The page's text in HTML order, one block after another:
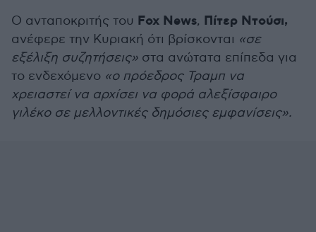
Ο ανταποκριτής του Fox News, Πίτερ Ντούσι,
ανέφερε την Κυριακή ότι βρίσκονται «σε
εξέλιξη συζητήσεις» στα ανώτατα επίπεδα για
το ενδεχόμενο «ο πρόεδρος Τραμπ να
χρειαστεί να αρχίσει να φορά αλεξίσφαιρο
γιλέκο σε μελλοντικές δημόσιες εμφανίσεις».